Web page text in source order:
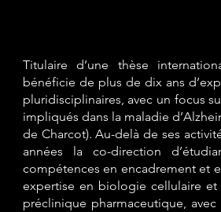
Titulaire d’une thèse
bénéficie de plus de dix ans
pluridisciplinaires, avec un focus
impliqués dans la maladie
de Charcot). Au-delà de ses
années la co-direction
compétences en encadrement et
expertise en biologie cellulaire et
préclinique pharmaceutique,